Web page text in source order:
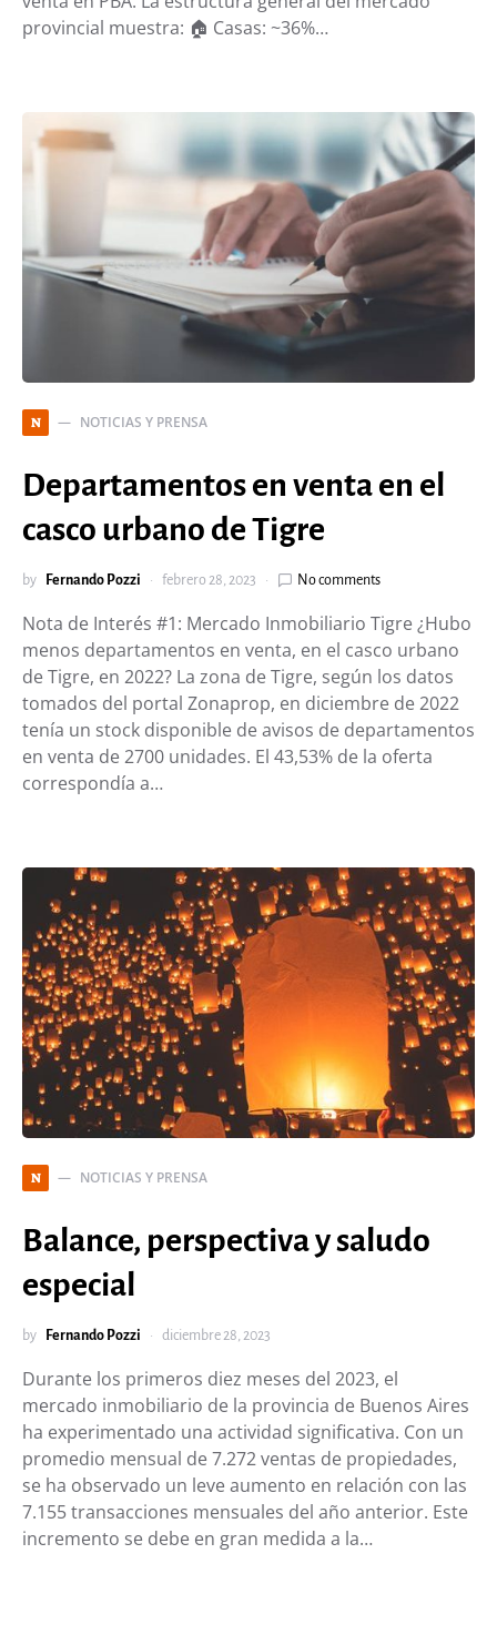
provincial muestra: 🏠 Casas: ~36%…
N NOTICIAS Y PRENSA
Departamentos en venta en el
casco urbano de Tigre
by Fernando Pozzi febrero 28, 2023 No comments
Nota de Interés #1: Mercado Inmobiliario Tigre ¿Hubo
menos departamentos en venta, en el casco urbano
de Tigre, en 2022? La zona de Tigre, según los datos
tomados del portal Zonaprop, en diciembre de 2022
tenía un stock disponible de avisos de departamentos
en venta de 2700 unidades. El 43,53% de la oferta
correspondía a…
N NOTICIAS Y PRENSA
Balance, perspectiva y saludo
especial
by Fernando Pozzi diciembre 28, 2023
Durante los primeros diez meses del 2023, el
mercado inmobiliario de la provincia de Buenos Aires
ha experimentado una actividad significativa. Con un
promedio mensual de 7.272 ventas de propiedades,
se ha observado un leve aumento en relación con las
7.155 transacciones mensuales del año anterior. Este
incremento se debe en gran medida a la…